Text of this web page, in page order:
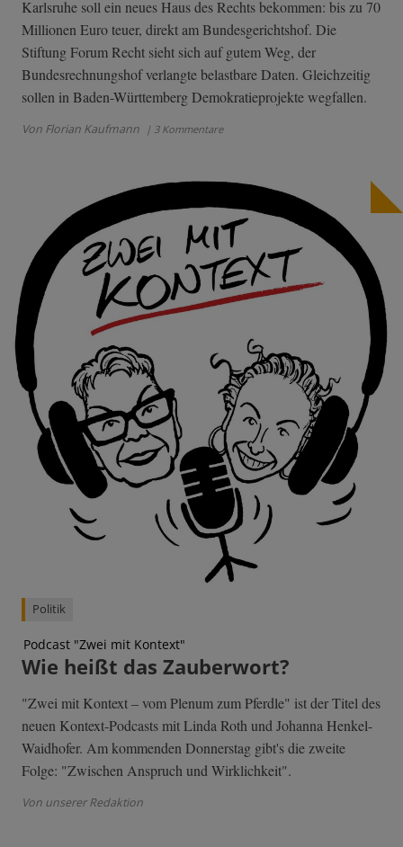
Karlsruhe soll ein neues Haus des Rechts bekommen: bis zu 70
Millionen Euro teuer, direkt am Bundesgerichtshof. Die
Stiftung Forum Recht sieht sich auf gutem Weg, der
Bundesrechnungshof verlangte belastbare Daten. Gleichzeitig
sollen in Baden-Württemberg Demokratieprojekte wegfallen.
Von Florian Kaufmann | 3 Kommentare
Politik
Podcast "Zwei mit Kontext"
Wie heißt das Zauberwort?
"Zwei mit Kontext – vom Plenum zum Pferdle" ist der Titel des
neuen Kontext-Podcasts mit Linda Roth und Johanna Henkel-
Waidhofer. Am kommenden Donnerstag gibt's die zweite
Folge: "Zwischen Anspruch und Wirklichkeit".
Von unserer Redaktion